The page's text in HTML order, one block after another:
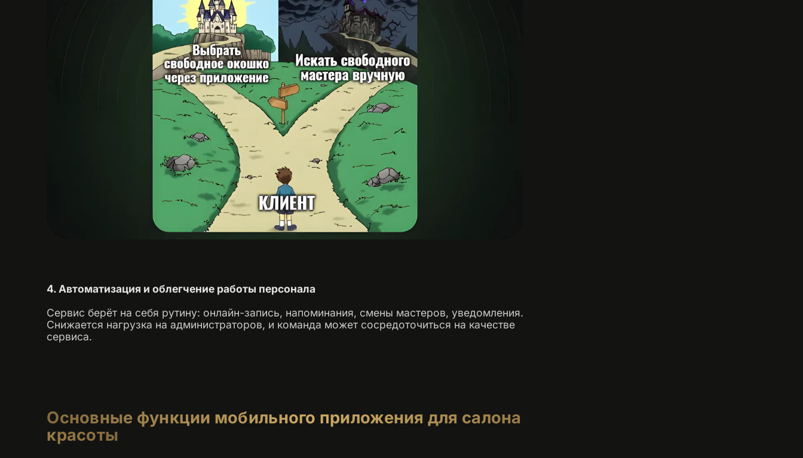
4. Автоматизация и облегчение работы персонала
Сервис берёт на себя рутину: онлайн-запись, напоминания, смены мастеров, уведомления.
Снижается нагрузка на администраторов, и команда может сосредоточиться на качестве
сервиса.
Основные функции мобильного приложения для салона
красоты